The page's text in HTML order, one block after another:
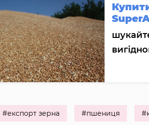
#експорт зерна #пшениця